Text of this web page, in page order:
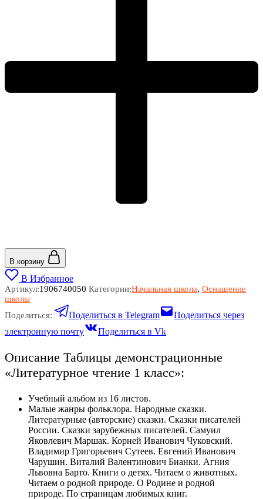
В корзину
В Избранное
Артикул:1906740050 Категории:Начальная школа, Оснащение
школы
Поделиться:
Поделиться в Telegram
Поделиться через
электронную почту
Поделиться в Vk
Описание Таблицы демонстрационные
«Литературное чтение 1 класс»:
Учебный альбом из 16 листов.
Малые жанры фольклора. Народные сказки.
Литературные (авторские) сказки. Сказки писателей
России. Сказки зарубежных писателей. Самуил
Яковлевич Маршак. Корней Иванович Чуковский.
Владимир Григорьевич Сутеев. Евгений Иванович
Чарушин. Виталий Валентинович Бианки. Агния
Львовна Барто. Книги о детях. Читаем о животных.
Читаем о родной природе. О Родине и родной
природе. По страницам любимых книг.​